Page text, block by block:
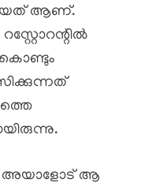
ആണ്.
കൊണ്ടും
അയാളോട് ആ